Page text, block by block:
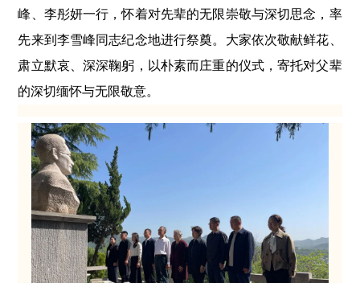
峰、李彤妍一行，怀着对先辈的无限崇敬与深切思念，率
先来到李雪峰同志纪念地进行祭奠。大家依次敬献鲜花、
肃立默哀、深深鞠躬，以朴素而庄重的仪式，寄托对父辈
的深切缅怀与无限敬意。